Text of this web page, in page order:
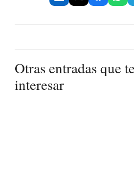
Otras entradas que
interesar